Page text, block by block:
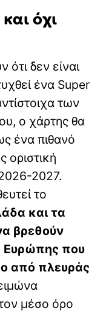
όχι
ότι δεν είναι
ένα Super
των
ο χάρτης θα
ένα πιθανό
οριστική
2027.
το
και τα
βρεθούν
Ευρώπης που
από πλευράς
μέσο όρο